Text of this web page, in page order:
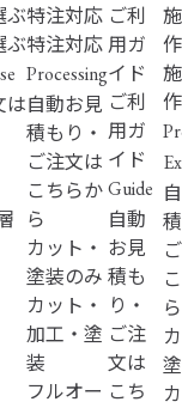
ぶ
ぶ
は
特注対応
特注対応
Processing
自動お見
積もり・
ご注文は
こちらか
ら
カット・
塗装のみ
カット・
加工・塗
装
フルオー
ご利
用ガ
イド
ご利
用ガ
イド
Guide
自動
お見
積も
り・
ご注
文は
こち
ら